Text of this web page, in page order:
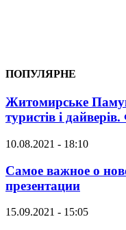
ПОПУЛЯРНЕ
Житомирське
туристів і
10.08.2021 - 18:10
Самое важное о
презентации
15.09.2021 - 15:05